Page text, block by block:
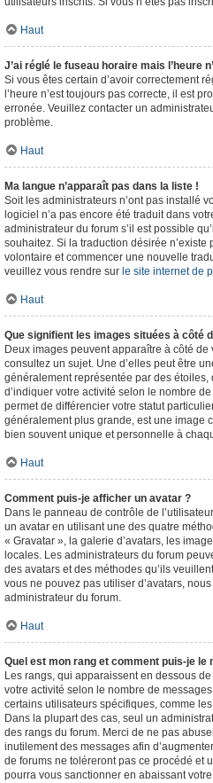
Haut
J’ai réglé le fuseau horaire mais l’heure
Si vous êtes certain d’avoir correctement
l’heure n’est toujours pas correcte, il est
erronée. Veuillez contacter un
problème.
Haut
Ma langue n’apparaît pas dans la liste !
Soit les administrateurs n’ont pas installé
logiciel n’a pas encore été traduit dans
administrateur du forum s’il est possible
souhaitez. Si la traduction désirée
volontaire et commencer une nouvelle
veuillez vous rendre sur le site internet de
Haut
Que signifient les images situées à côté
Deux images peuvent apparaître à côté
consultez un sujet. Une d’elles peut être
généralement représentée par des
d’indiquer votre activité selon le nombre
permet de différencier votre statut
généralement plus grande, est une image
bien souvent unique et personnelle à
Haut
Comment puis-je afficher un avatar ?
Dans le panneau de contrôle de
un avatar en utilisant une des quatre
« Gravatar », la galerie d’avatars, les
locales. Les administrateurs du forum
des avatars et des méthodes qu’ils
vous ne pouvez pas utiliser d’avatars,
administrateur du forum.
Haut
Quel est mon rang et comment puis-je le
Les rangs, qui apparaissent en dessous
votre activité selon le nombre de
certains utilisateurs spécifiques, comme
Dans la plupart des cas, seul un
des rangs du forum. Merci de ne pas
inutilement des messages afin
de forums ne toléreront pas ce procédé et
pourra vous sanctionner en abaissant